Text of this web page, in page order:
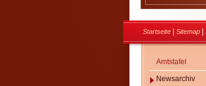
Startseite Sitemap
Amtstafel
Newsarchiv